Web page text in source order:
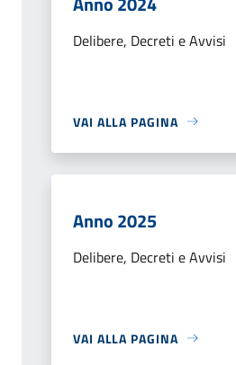
Delibere, Decreti e Avvisi
VAI ALLA PAGINA
Anno 2025
Delibere, Decreti e Avvisi
VAI ALLA PAGINA